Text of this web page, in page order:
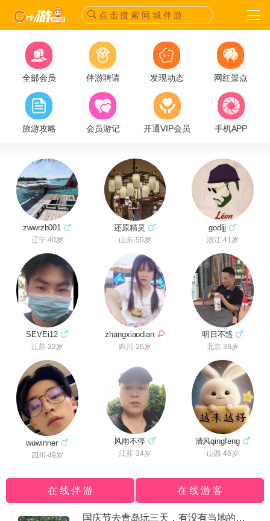
点 击 搜 索 同 城 伴 游
全部会员 伴游聘请 发现动态 网红景点
旅游攻略 会员游记 开通VIP会员 手机APP
zwwrzb001
辽宁·40岁
还原精灵
山东·50岁
godljj
浙江·41岁
SEVEi12
江苏·22岁
zhangxiaodian
四川·26岁
明日不惑
北京·36岁
wuwinner
四川·49岁
风雨不停
江苏·34岁
清风qingfeng
山西·46岁
在 线 伴 游 在 线 游 客
国庆节去青岛玩三天，有没有当地的导游私信我哈